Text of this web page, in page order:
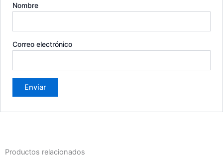
Nombre
Correo electrónico
Productos relacionados